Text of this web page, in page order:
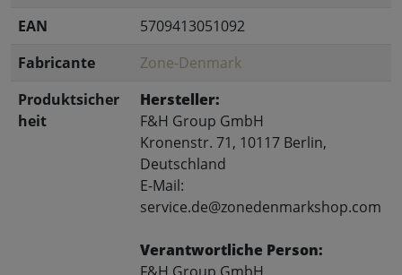
EAN
5709413051092
Fabricante
Zone-Denmark
Produktsicher
heit
Hersteller:
F&H Group GmbH
Kronenstr. 71, 10117 Berlin,
Deutschland
E-Mail:
service.de@zonedenmarkshop.com
Verantwortliche Person: